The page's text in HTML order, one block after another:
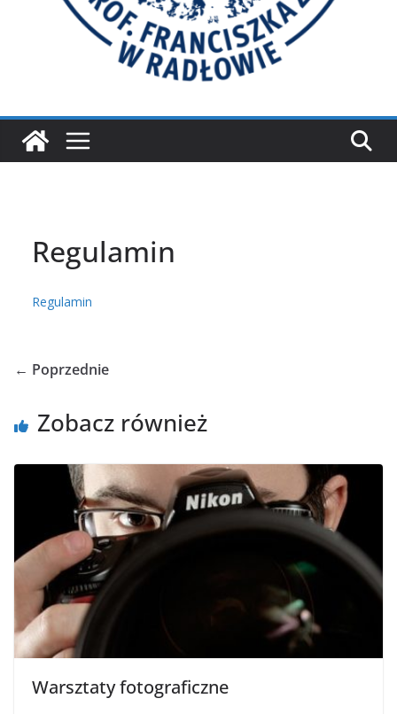
Regulamin
Regulamin
← Poprzednie
Zobacz również
Warsztaty fotograficzne